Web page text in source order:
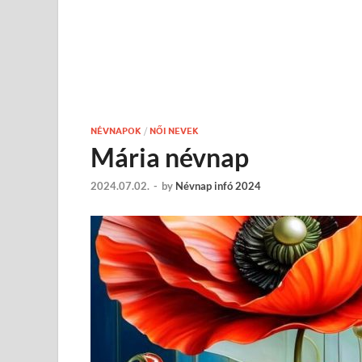
NÉVNAPOK / NŐI NEVEK
Mária névnap
2024.07.02. - by Névnap infó 2024